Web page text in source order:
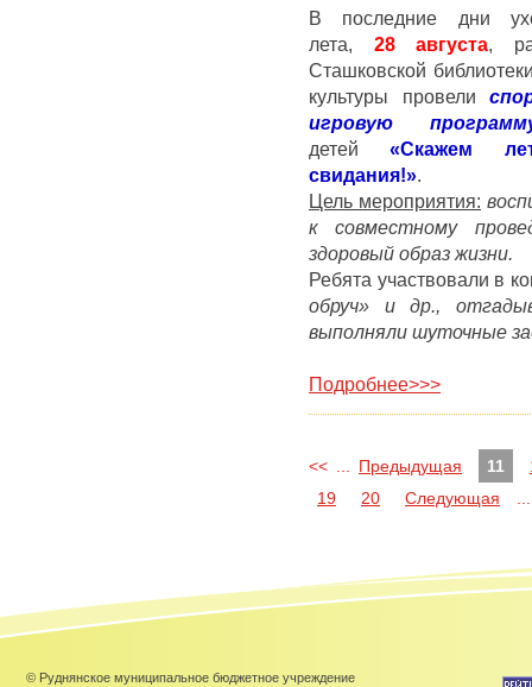
В последние дни
лета, 28 августа ,
Сташковской
культуры провели
игровую программ
детей«Скажем
свидания!»
Цель мероприятия:
к совместному
здоровый образ жизни.
Ребята участвовали в
обруч» и др.,
выполняли шуточные
Подробнее>>>
<< Предыдущая 11
19
20 Следующая
© Руднянское муниципальное бюджетное учреждение